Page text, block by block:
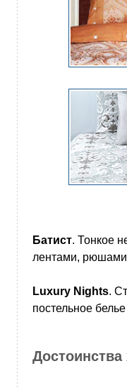
Батист. Тонкое
лентами, рюшами
Luxury Nights.
постельное
Достоинства